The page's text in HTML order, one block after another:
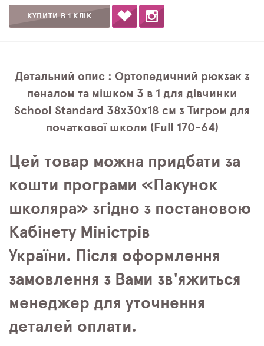
КУПИТИ В 1 КЛІК
Детальний опис : Ортопедичний рюкзак з
пеналом та мішком 3 в 1 для дівчинки
School Standard 38х30х18 см з Тигром для
початкової школи (Full 170-64)
Цей товар можна придбати за
кошти програми «Пакунок
школяра» згідно з постановою
Кабінету Міністрів
України. Після оформлення
замовлення з Вами зв'яжиться
менеджер для уточнення
деталей оплати.